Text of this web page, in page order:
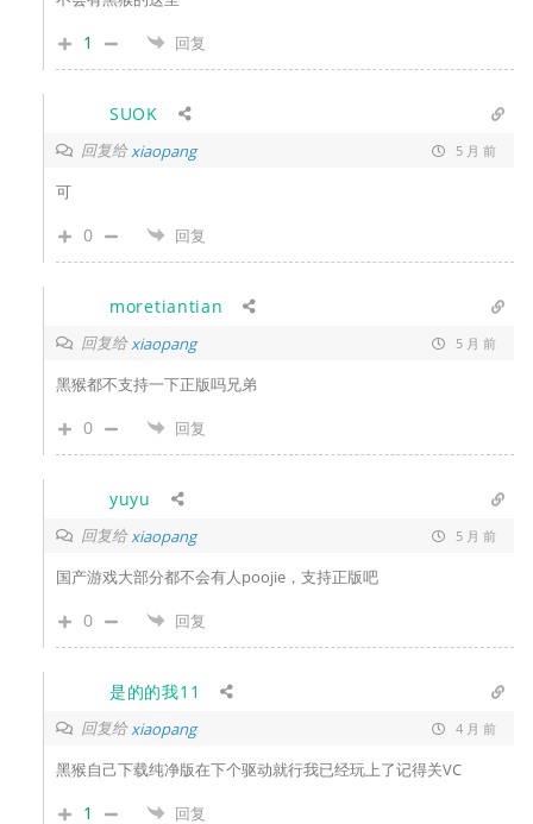
1 回复
SUOK
回复给xiaopang 5 月 前
可
0 回复
moretiantian
回复给xiaopang 5 月 前
黑猴都不支持一下正版吗兄弟
0 回复
yuyu
回复给xiaopang 5 月 前
国产游戏大部分都不会有人poojie，支持正版吧
0 回复
是的的我11
回复给xiaopang 4 月 前
黑猴自己下载纯净版在下个驱动就行我已经玩上了记得关VC
1 回复